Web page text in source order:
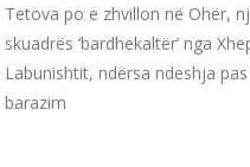
Tetova po e zhvillon në Ohër,
skuadrës ‘bardhekaltër’ nga
Labunishtit, ndërsa ndeshja
barazim